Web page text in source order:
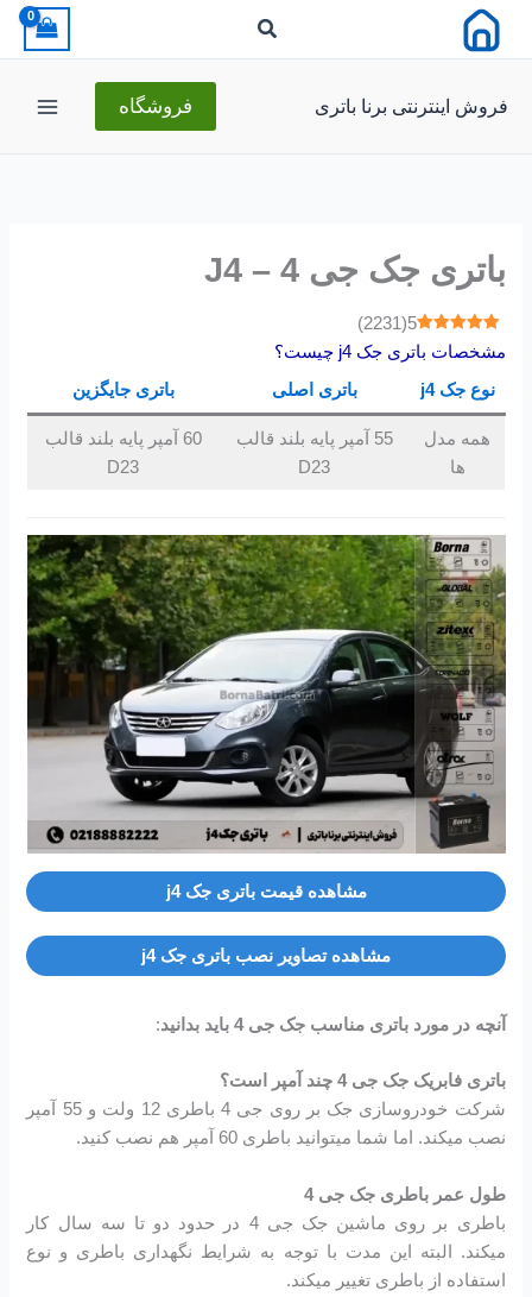
فروش اینترنتی برنا باتری فروشگاه
باتری جک جی 4 – J4
5
(
2231
)
مشخصات باتری جک j4 چیست؟
نوع جک j4
باتری اصلی باتری جایگزین
همه مدل
ها
55 آمپر پایه بلند قالب
D23
60 آمپر پایه بلند قالب
D23
مشاهده قیمت باتری جک j4
مشاهده تصاویر نصب باتری جک j4
آنچه در مورد باتری مناسب جک جی 4 باید بدانید :
باتری فابریک جک جی 4 چند آمپر است؟
شرکت خودروسازی جک بر روی جی 4 باطری 12 ولت و 55 آمپر
نصب میکند. اما شما میتوانید باطری 60 آمپر هم نصب کنید.
طول عمر باطری جک جی 4
باطری بر روی ماشین جک جی 4 در حدود دو تا سه سال کار
میکند. البته این مدت با توجه به شرایط نگهداری باطری و نوع
استفاده از باطری تغییر میکند.